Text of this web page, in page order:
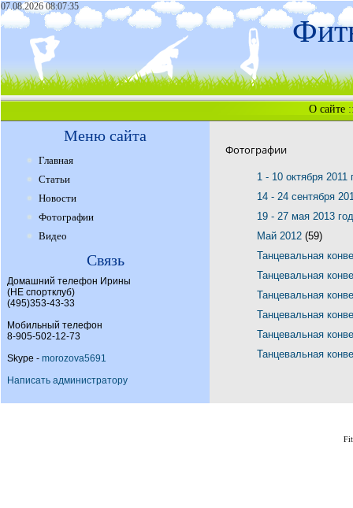
07.08.2026 08:07:35
О сайте
Меню сайта
Главная
Статьи
Новости
Фотографии
Видео
Связь
Домашний телефон Ирины
(НЕ спортклуб)
(495)353-43-33
Мобильный телефон
8-905-502-12-73
Skype - morozova5691
Написать администратору
Фотографии
1 - 10 октября 2011
14 - 24 сентября
19 - 27 мая 2013
Май 2012 (59)
Танцевальная
Танцевальная
Танцевальная
Танцевальная
Танцевальная
Танцевальная